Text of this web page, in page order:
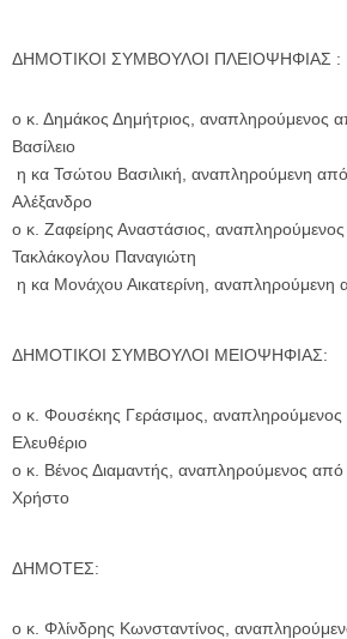
ΔΗΜΟΤΙΚΟΙ ΣΥΜΒΟΥΛΟΙ ΠΛΕΙΟΨΗΦΙΑΣ :
ο κ. Δημάκος Δημήτριος, αναπληρούμενος
Βασίλειο
η κα Τσώτου Βασιλική, αναπληρούμενη
Αλέξανδρο
ο κ. Ζαφείρης Αναστάσιος,
Τακλάκογλου Παναγιώτη
η κα Μονάχου Αικατερίνη,
ΔΗΜΟΤΙΚΟΙ ΣΥΜΒΟΥΛΟΙ ΜΕΙΟΨΗΦΙΑΣ:
ο κ. Φουσέκης Γεράσιμος,
Ελευθέριο
ο κ. Βένος Διαμαντής, αναπληρούμενος
Χρήστο
ΔΗΜΟΤΕΣ:
ο κ. Φλίνδρης Κωνσταντίνος,